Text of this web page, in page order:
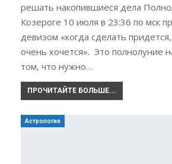
решать накопившиеся дела
Козероге 10 июля в 23:36 по мск
девизом «когда сделать
очень хочется». Это полнолуние
том, что нужно…
ПРОЧИТАЙТЕ БОЛЬШЕ...
Астрология